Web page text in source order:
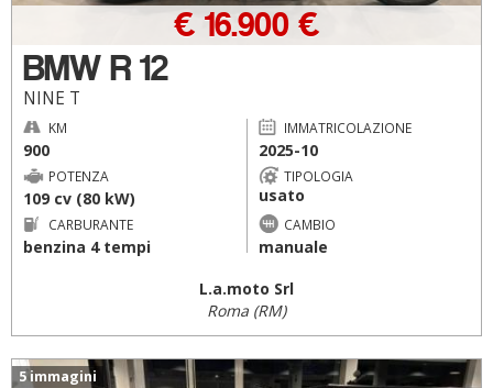
BMW R 12
NINE T
€ 16.900 €
KM
900
IMMATRICOLAZIONE
2025-10
POTENZA
109 cv (80 kW)
TIPOLOGIA
usato
CARBURANTE
benzina 4 tempi
CAMBIO
manuale
L.a.moto Srl
Roma (RM)
5 immagini